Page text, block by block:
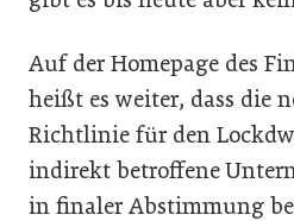
Auf der Homepage des
heißt es weiter, dass die
Richtlinie für den
indirekt betroffene
in finaler Abstimmung